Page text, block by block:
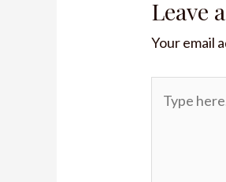
Leave
Your email